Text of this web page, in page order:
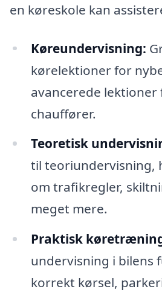
en køreskole kan
Køreundervisning:
kørelektioner for
avancerede
chauffører.
Teoretisk
til teoriundervisning,
om trafikregler,
meget mere.
Praktisk
undervisning i bilens
korrekt kørsel,